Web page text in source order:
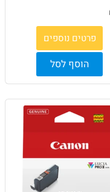
פרטים נוספים
הוסף לסל